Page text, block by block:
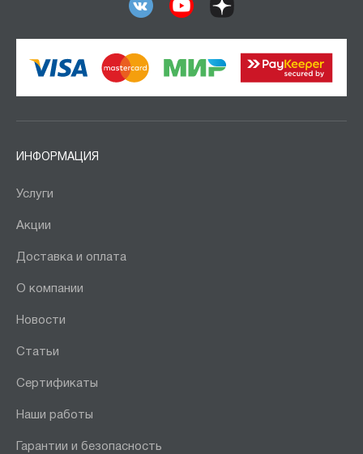
ИНФОРМАЦИЯ
Услуги
Акции
Доставка и оплата
О компании
Новости
Статьи
Сертификаты
Наши работы
Гарантии и безопасность